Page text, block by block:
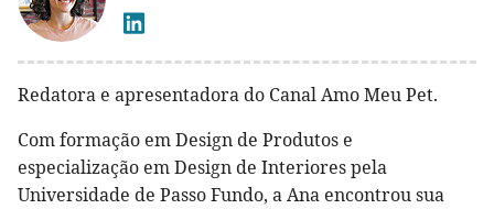
Redatora e apresentadora do Canal Amo Meu Pet.
Com formação em Design de Produtos e
especialização em Design de Interiores pela
Universidade de Passo Fundo, a Ana encontrou sua